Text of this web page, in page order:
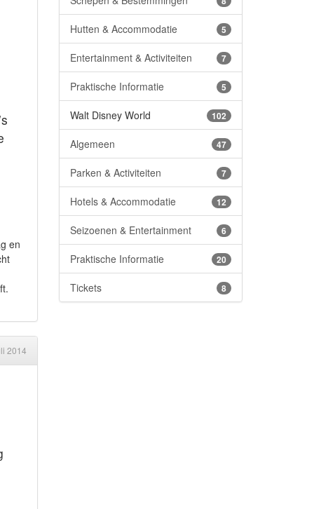
en
2014
5
Hutten & Accommodatie
7
Entertainment & Activiteiten
5
Praktische Informatie
102
Walt Disney World
47
Algemeen
7
Parken & Activiteiten
12
Hotels & Accommodatie
6
Seizoenen & Entertainment
20
Praktische Informatie
8
Tickets